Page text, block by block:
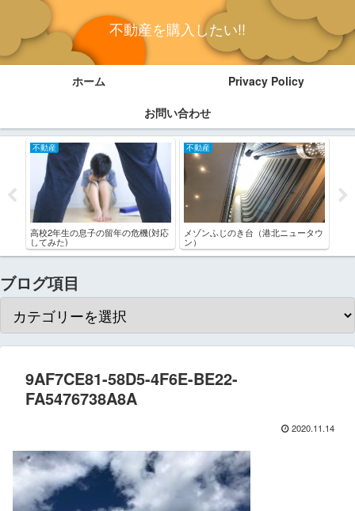
不動産を購入したい!!
ホーム
Privacy Policy
お問い合わせ
不動産
高校2年生の息子の留年の危機(対応
してみた)
不動産
メゾンふじのき台（港北ニュータウ
ン）
ブログ項目
9AF7CE81-58D5-4F6E-BE22-
FA5476738A8A
2020.11.14